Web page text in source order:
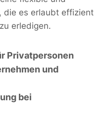
die es erlaubt effizient
erledigen.
Privatpersonen
und
bei